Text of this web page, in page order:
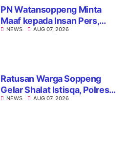
PN Watansoppeng Minta
Maaf kepada Insan Pers,
Tegaskan Komitmen
NEWS AUG 07, 2026
Ratusan Warga Soppeng
Gelar Shalat Istisqa, Polres
Hadir Mengawal Ikhtiar
NEWS AUG 07, 2026